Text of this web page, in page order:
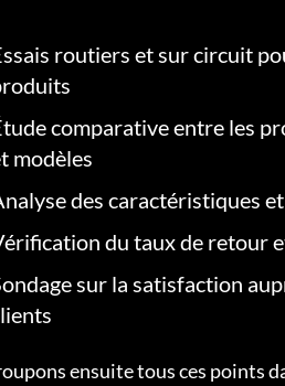
routiers et sur circuit
comparative entre les
modèles
des caractéristiques
du taux de retour
sur la satisfaction
ensuite tous ces points